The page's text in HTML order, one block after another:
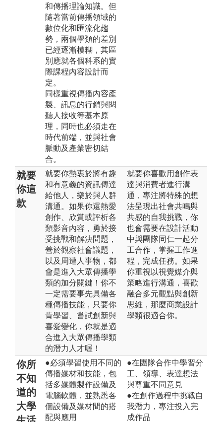
和傳播理論知識。但
隨著當前傳播領域的
數位化和匯流化趨
勢，兩個學類的差別
已經逐漸模糊，其區
別應就各個科系的實
際課程內容設計而
定。
同樣重視傳播內容產
製、訊息的行銷與閱
聽人接收等基本原
理，同時也必須走在
時代前端，並與社會
脈動及產業密切結
合。
就要
你這
款
就要你熱衷於將有趣
和有意義的資訊傳達
給他人，樂於與人群
溝通。如果你還熱愛
創作、欣賞或評析各
類影音內容，勇於接
受挑戰和解決問題，
善於觀察社會議題，
以及周遭人事物，都
會是進入大眾傳播學
類的加分關鍵！你不
一定需要事先具備各
種傳播技能，只要你
肯學習、嘗試創新與
喜愛變化，你就是適
合進入大眾傳播學類
的潛力人才喔！
就要你喜歡用創作表
達與消費者進行溝
通，專注將特殊的想
法呈現出社會共鳴與
共感的自我挑戰，你
也會需要在設計活動
中與團隊同仁一起分
工合作，掌握工作進
程，完成任務。如果
你重視以視覺媒介與
策略進行溝通，喜歡
融合多元觀點與創新
思維，那麼商業設計
學類很適合你。
你所
不知
道的
大學
●必須學習使用不同的
傳播媒材和技能，包
括多媒體製作設備及
電腦軟體，並熟悉各
個設備及媒材間的搭
配與應用
●在團隊合作中學習分
工、領導、表達想法
與尊重不同意見
●在創作過程中挑戰自
我潛力，專注投入完
成作品